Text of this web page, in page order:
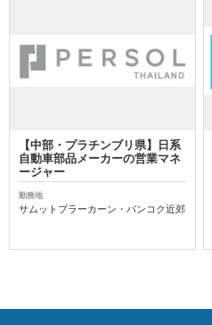
【中部・プラチンブリ県】日系
自動車部品メーカーの営業マネ
ージャー
勤務地
サムットプラーカーン・バンコク近郊